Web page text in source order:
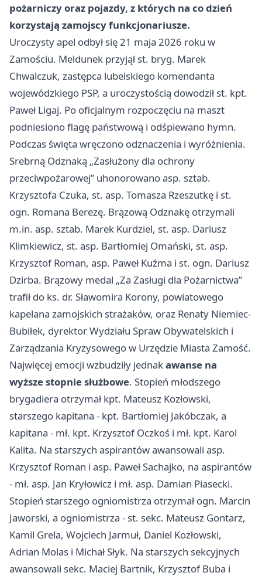
pożarniczy oraz pojazdy, z których na co dzień
korzystają zamojscy funkcjonariusze.
Uroczysty apel odbył się 21 maja 2026 roku w
Zamościu. Meldunek przyjął st. bryg. Marek
Chwalczuk, zastępca lubelskiego komendanta
wojewódzkiego PSP, a uroczystością dowodził st. kpt.
Paweł Ligaj. Po oficjalnym rozpoczęciu na maszt
podniesiono flagę państwową i odśpiewano hymn.
Podczas święta wręczono odznaczenia i wyróżnienia.
Srebrną Odznaką „Zasłużony dla ochrony
przeciwpożarowej” uhonorowano asp. sztab.
Krzysztofa Czuka, st. asp. Tomasza Rzeszutkę i st.
ogn. Romana Berezę. Brązową Odznakę otrzymali
m.in. asp. sztab. Marek Kurdziel, st. asp. Dariusz
Klimkiewicz, st. asp. Bartłomiej Omański, st. asp.
Krzysztof Roman, asp. Paweł Kuźma i st. ogn. Dariusz
Dzirba. Brązowy medal „Za Zasługi dla Pożarnictwa”
trafił do ks. dr. Sławomira Korony, powiatowego
kapelana zamojskich strażaków, oraz Renaty Niemiec-
Bubiłek, dyrektor Wydziału Spraw Obywatelskich i
Zarządzania Kryzysowego w Urzędzie Miasta Zamość.
Najwięcej emocji wzbudziły jednakawanse na
wyższe stopnie służbowe. Stopień młodszego
brygadiera otrzymał kpt. Mateusz Kozłowski,
starszego kapitana - kpt. Bartłomiej Jakóbczak, a
kapitana - mł. kpt. Krzysztof Oczkoś i mł. kpt. Karol
Kalita. Na starszych aspirantów awansowali asp.
Krzysztof Roman i asp. Paweł Sachajko, na aspirantów
- mł. asp. Jan Kryłowicz i mł. asp. Damian Piasecki.
Stopień starszego ogniomistrza otrzymał ogn. Marcin
Jaworski, a ogniomistrza - st. sekc. Mateusz Gontarz,
Kamil Grela, Wojciech Jarmuł, Daniel Kozłowski,
Adrian Molas i Michał Słyk. Na starszych sekcyjnych
awansowali sekc. Maciej Bartnik, Krzysztof Buba i